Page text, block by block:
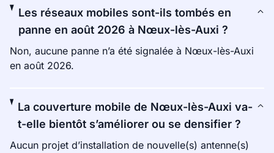
Les réseaux mobiles sont-ils tombés en
panne en août 2026 à Nœux-lès-Auxi ?
Non, aucune panne n’a été signalée à Nœux-lès-Auxi
en août 2026.
La couverture mobile de Nœux-lès-Auxi va-
t-elle bientôt s’améliorer ou se densifier ?
Aucun projet d’installation de nouvelle(s) antenne(s)